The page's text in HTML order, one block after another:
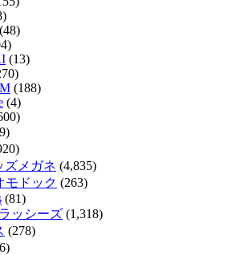
(48)
(13)
(188)
(4)
ズメガネ (4,835)
モドック (263)
(81)
ッシーズ (1,318)
(278)